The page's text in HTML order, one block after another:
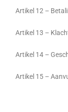
Artikel 12 –
Artikel 13 –
Artikel 14 –
Artikel 15 –